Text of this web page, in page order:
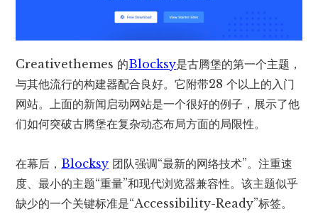
Creativethemes 的Blocksy是古腾堡的第一个主题，
与其他流行的构建器配合良好。它附带28 个以上的入门
网站。上面的新闻启动网站是一个很好的例子，展示了他
们如何突破古腾堡在复杂动态布局方面的局限性。
在幕后， Blocksy 团队强调“最新的网络技术”。注重速
度、最小的主题“重量”和现代浏览器兼容性。该主题似乎
缺少的一个关键标准是“Accessibility-Ready”标签。